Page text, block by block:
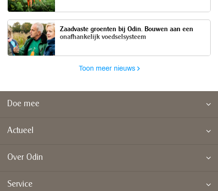
Zaadvaste groenten bij Odin. Bouwen aan een
onafhankelijk voedselsysteem
Toon meer nieuws
Doe mee
Actueel
Over Odin
Service